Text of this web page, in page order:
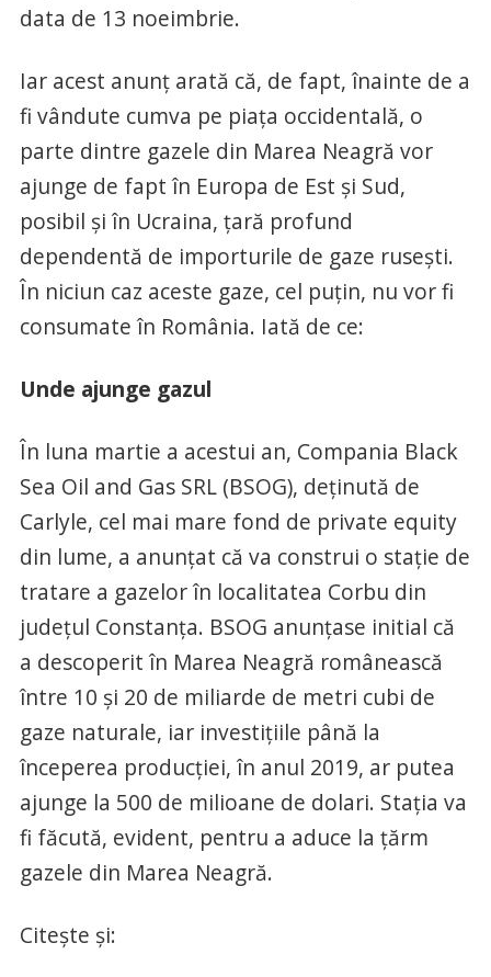
data de 13 noeimbrie.
Iar acest anunţ arată că, de fapt, înainte de a
fi vândute cumva pe piaţa occidentală, o
parte dintre gazele din Marea Neagră vor
ajunge de fapt în Europa de Est şi Sud,
posibil şi în Ucraina, ţară profund
dependentă de importurile de gaze ruseşti.
În niciun caz aceste gaze, cel puţin, nu vor fi
consumate în România. Iată de ce:
Unde ajunge gazul
În luna martie a acestui an, Compania Black
Sea Oil and Gas SRL (BSOG), deţinută de
Carlyle, cel mai mare fond de private equity
din lume, a anunţat că va construi o staţie de
tratare a gazelor în localitatea Corbu din
judeţul Constanţa. BSOG anunţase initial că
a descoperit în Marea Neagră românească
între 10 și 20 de miliarde de metri cubi de
gaze naturale, iar investițiile până la
începerea producției, în anul 2019, ar putea
ajunge la 500 de milioane de dolari. Staţia va
fi făcută, evident, pentru a aduce la ţărm
gazele din Marea Neagră.
Citeşte şi: